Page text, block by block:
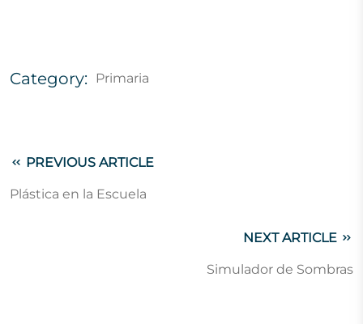
Category: Primaria
PREVIOUS ARTICLE
Plástica en la Escuela
NEXT ARTICLE
Simulador de Sombras